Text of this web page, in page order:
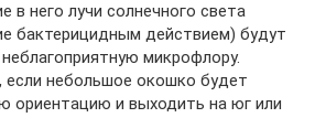
в него лучи солнечного света
бактерицидным действием) будут
микрофлору.
если небольшое окошко будет
ориентацию и выходить на юг или